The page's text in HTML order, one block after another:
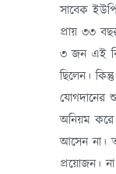
সাবেক
প্রায় ৩৩
৩ জন এই
ছিলেন।
যোগদানের
অনিয়ম
আসেন না।
প্রয়োজন।